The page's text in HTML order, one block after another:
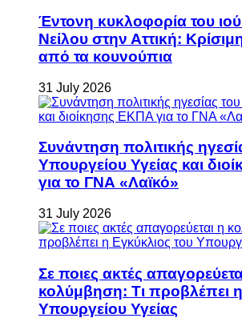
Έντονη κυκλοφορία του ιού
Νείλου στην Αττική:
από τα κουνούπια
31 July 2026
Συνάντηση πολιτικής
Υπουργείου Υγείας και
για το ΓΝΑ «Λαϊκό»
31 July 2026
Σε ποιες ακτές
κολύμβηση: Τι προβλέπει
Υπουργείου Υγείας